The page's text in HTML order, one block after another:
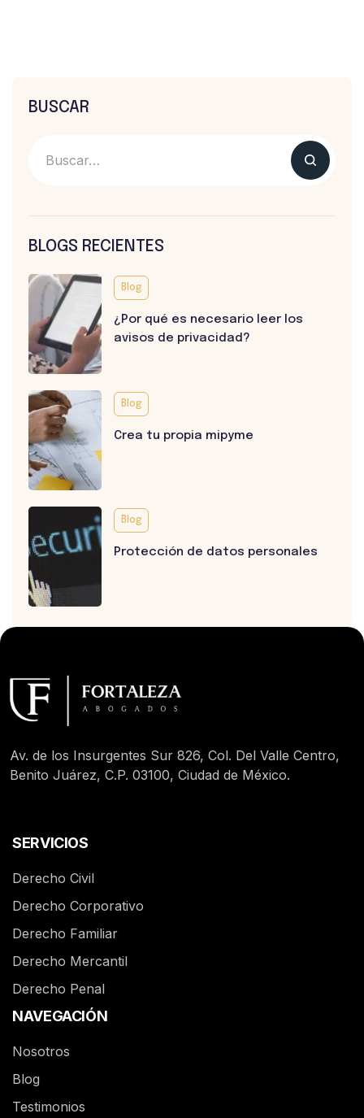
BUSCAR
BLOGS RECIENTES
Blog
¿Por qué es necesario leer los
avisos de privacidad?
Blog
Crea tu propia mipyme
Blog
Protección de datos personales
Av. de los Insurgentes Sur 826, Col. Del Valle Centro,
Benito Juárez, C.P. 03100, Ciudad de México.
SERVICIOS
Derecho Civil
Derecho Corporativo
Derecho Familiar
Derecho Mercantil
Derecho Penal
NAVEGACIÓN
Nosotros
Blog
Testimonios